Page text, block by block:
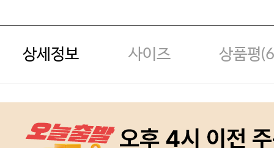
상세정보 사이즈 상품평(6